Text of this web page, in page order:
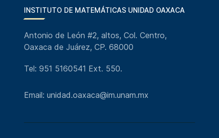
INSTITUTO DE MATEMÁTICAS UNIDAD OAXACA
Antonio de León #2, altos, Col. Centro,
Oaxaca de Juárez, CP. 68000
Tel: 951 5160541 Ext. 550.
Email: unidad.oaxaca@im.unam.mx